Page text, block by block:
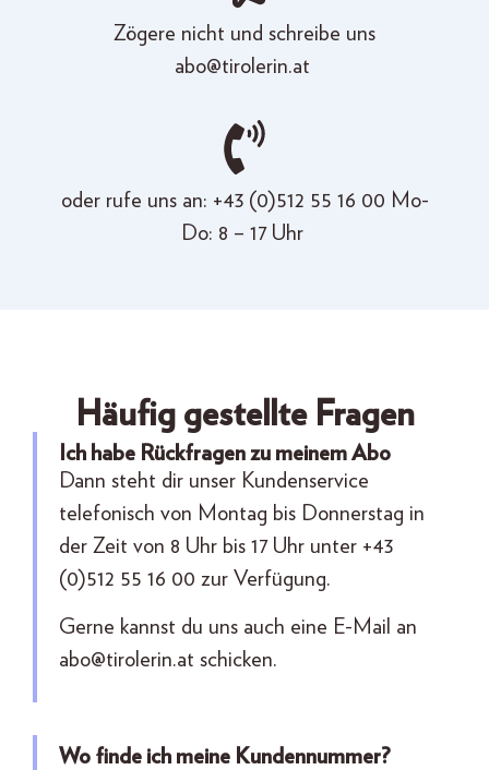
Zögere nicht und schreibe uns
abo@tirolerin.at
oderrufe uns an: +43 (0)512 55 16 00 Mo-
Do: 8 – 17Uhr
Häufig gestellte Fragen
Ich habe Rückfragen zu meinem Abo
Dann steht dir unser Kundenservice
telefonisch von Montag bis Donnerstag in
der Zeit von 8 Uhr bis 17 Uhr unter +43
(0)512 55 16 00 zur Verfügung.
Gerne kannst du uns auch eine E-Mail an
abo@tirolerin.at schicken.
Wo finde ich meine Kundennummer?